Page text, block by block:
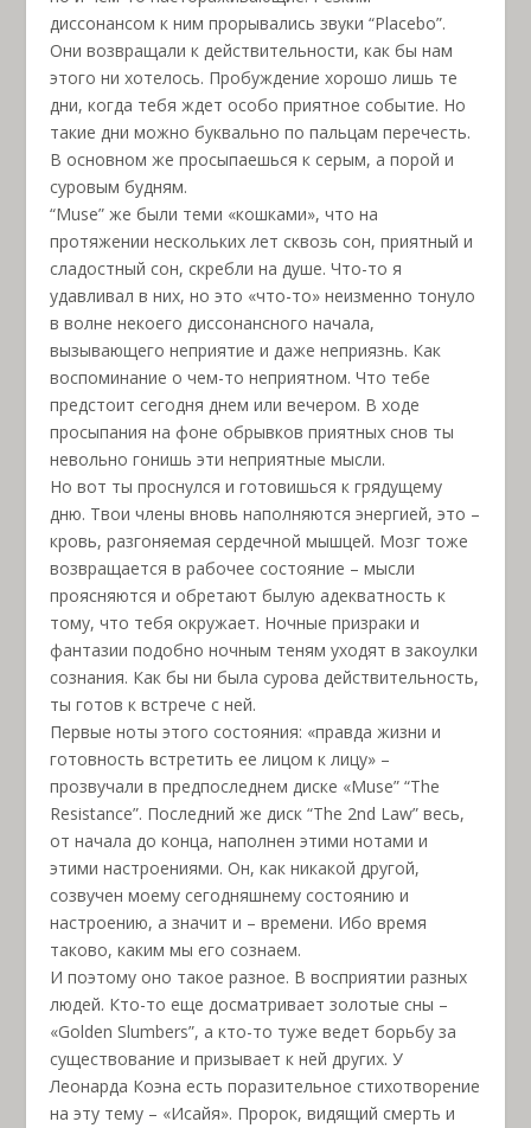
диссонансом к ним прорывались звуки “Placebo”.
Они возвращали к действительности, как бы нам
этого ни хотелось. Пробуждение хорошо лишь те
дни, когда тебя ждет особо приятное событие. Но
такие дни можно буквально по пальцам перечесть.
В основном же просыпаешься к серым, а порой и
суровым будням.
“Muse” же были теми «кошками», что на
протяжении нескольких лет сквозь сон, приятный и
сладостный сон, скребли на душе. Что-то я
удавливал в них, но это «что-то» неизменно тонуло
в волне некоего диссонансного начала,
вызывающего неприятие и даже неприязнь. Как
воспоминание о чем-то неприятном. Что тебе
предстоит сегодня днем или вечером. В ходе
просыпания на фоне обрывков приятных снов ты
невольно гонишь эти неприятные мысли.
Но вот ты проснулся и готовишься к грядущему
дню. Твои члены вновь наполняются энергией, это –
кровь, разгоняемая сердечной мышцей. Мозг тоже
возвращается в рабочее состояние – мысли
проясняются и обретают былую адекватность к
тому, что тебя окружает. Ночные призраки и
фантазии подобно ночным теням уходят в закоулки
сознания. Как бы ни была сурова действительность,
ты готов к встрече с ней.
Первые ноты этого состояния: «правда жизни и
готовность встретить ее лицом к лицу» –
прозвучали в предпоследнем диске «Muse” “The
Resistance”. Последний же диск “The 2nd Law” весь,
от начала до конца, наполнен этими нотами и
этими настроениями. Он, как никакой другой,
созвучен моему сегодняшнему состоянию и
настроению, а значит и – времени. Ибо время
таково, каким мы его сознаем.
И поэтому оно такое разное. В восприятии разных
людей. Кто-то еще досматривает золотые сны –
«Golden Slumbers”, а кто-то туже ведет борьбу за
существование и призывает к ней других. У
Леонарда Коэна есть поразительное стихотворение
на эту тему – «Исайя». Пророк, видящий смерть и